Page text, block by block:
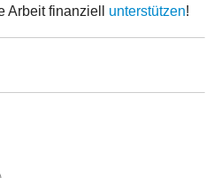
Arbeit finanziell unterstützen!